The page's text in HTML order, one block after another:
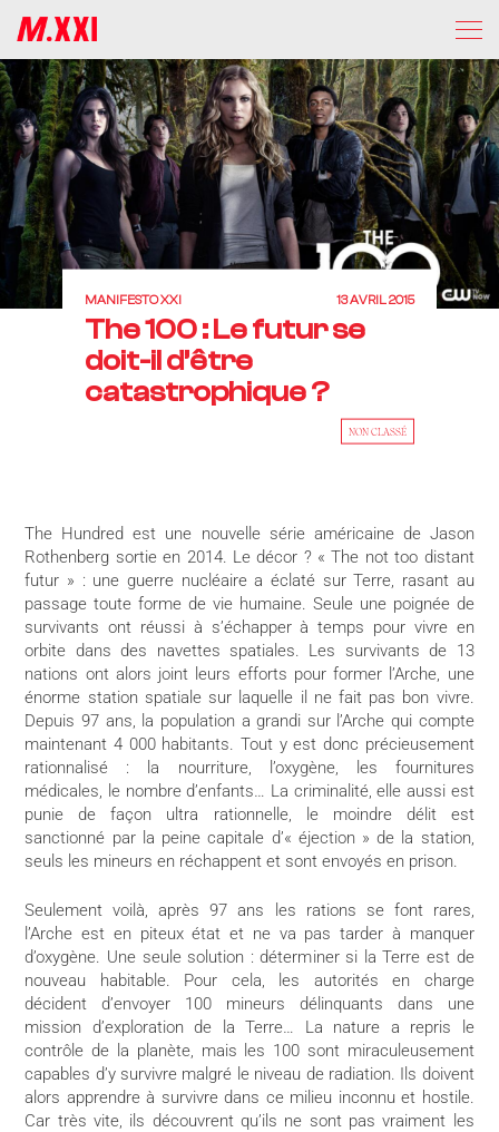
MANIFESTO XXI 13 AVRIL 2015
The 100 : Le futur se
doit-il d’être
catastrophique ?
NON CLASSÉ
The Hundred est une nouvelle série américaine de Jason
Rothenberg sortie en 2014. Le décor ? « The not too distant
futur » : une guerre nucléaire a éclaté sur Terre, rasant au
passage toute forme de vie humaine. Seule une poignée de
survivants ont réussi à s’échapper à temps pour vivre en
orbite dans des navettes spatiales. Les survivants de 13
nations ont alors joint leurs efforts pour former l’Arche, une
énorme station spatiale sur laquelle il ne fait pas bon vivre.
Depuis 97 ans, la population a grandi sur l’Arche qui compte
maintenant 4 000 habitants. Tout y est donc précieusement
rationnalisé : la nourriture, l’oxygène, les fournitures
médicales, le nombre d’enfants… La criminalité, elle aussi est
punie de façon ultra rationnelle, le moindre délit est
sanctionné par la peine capitale d’« éjection » de la station,
seuls les mineurs en réchappent et sont envoyés en prison.
Seulement voilà, après 97 ans les rations se font rares,
l’Arche est en piteux état et ne va pas tarder à manquer
d’oxygène. Une seule solution : déterminer si la Terre est de
nouveau habitable. Pour cela, les autorités en charge
décident d’envoyer 100 mineurs délinquants dans une
mission d’exploration de la Terre… La nature a repris le
contrôle de la planète, mais les 100 sont miraculeusement
capables d’y survivre malgré le niveau de radiation. Ils doivent
alors apprendre à survivre dans ce milieu inconnu et hostile.
Car très vite, ils découvrent qu’ils ne sont pas vraiment les